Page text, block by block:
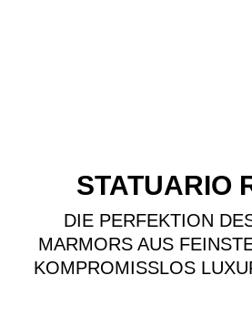
STATUARIO
DIE PERFEKTION DES
ARMORS AUS
OMPROMISSLOS